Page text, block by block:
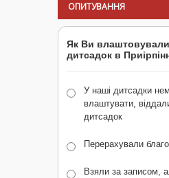
ОПИТУВАННЯ
Як Ви
дитсадок в
У наші дитсадки
влаштувати,
дитсадок
Перерахували
Взяли за записом,